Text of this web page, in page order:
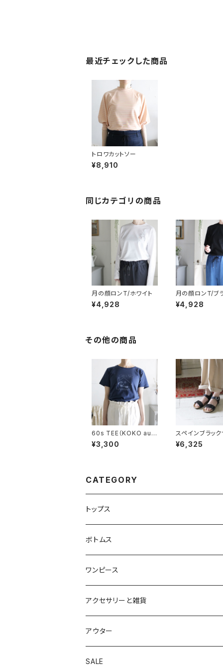
最近チェックした商品
トロワカットソー
¥8,910
同じカテゴリの商品
月の顔ロンT/ホワイト
¥4,928
月の顔ロンT/ブ
¥4,928
その他の商品
60s TEE（KOKO au l
ogis）
¥3,300
スペインブラッ
ル/サイズ３９
¥6,325
CATEGORY
トップス
ブラウス
カットソー
ニット
ボトムス
パンツ
スカート
ワンピース
アクセサリーと雑貨
アウター
SALE